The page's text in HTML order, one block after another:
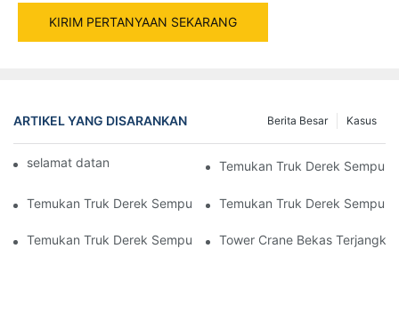
KIRIM PERTANYAAN SEKARANG
ARTIKEL YANG DISARANKAN Kasus
Berita Besar
selamat datang di mesin dunia Temukan Truk Derek
Temukan Truk Derek Sempurna Anda: Jelajahi Koleksi Obral
Temukan Truk Derek
Temukan Truk Derek Sempurna Anda Untuk Dijual Dengan
Tower Crane Bekas